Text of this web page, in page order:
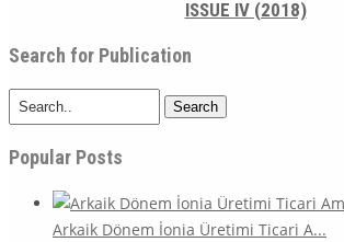
ISSUE IV (2018)
Search for Publication
Search
Popular Posts
Arkaik Dönem İonia Üretimi Ticari A...